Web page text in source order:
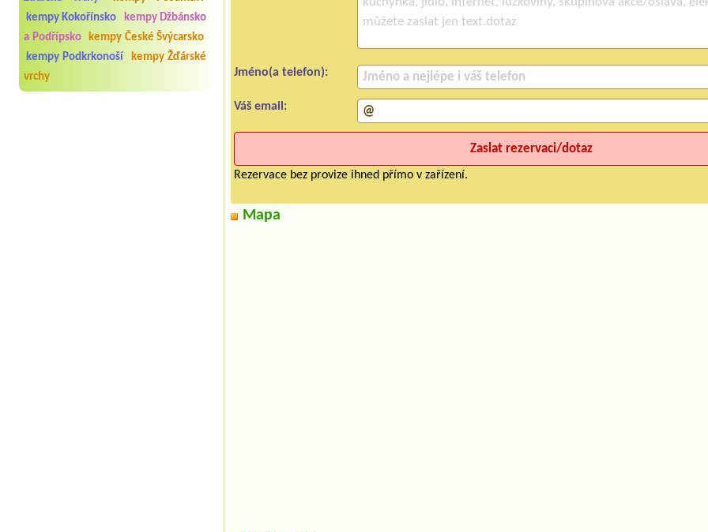
kempy Kokořínsko
kempy Džbánsko
a Podřípsko
kempy České Švýcarsko
kempy Podkrkonoší
kempy Žďárské
vrchy
Jméno(a telefon):
Váš email:
Rezervace bez provize ihned přímo v zařízení.
Mapa